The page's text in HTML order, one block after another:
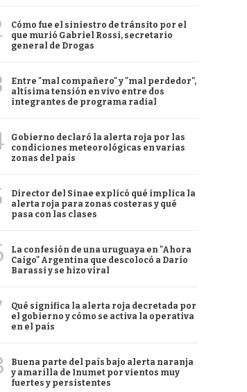
Cómo fue el siniestro de tránsito por el
que murió Gabriel Rossi, secretario
general de Drogas
Entre "mal compañero" y "mal perdedor",
altísima tensión en vivo entre dos
integrantes de programa radial
Gobierno declaró la alerta roja por las
condiciones meteorológicas en varias
zonas del país
Director del Sinae explicó qué implica la
alerta roja para zonas costeras y qué
pasa con las clases
La confesión de una uruguaya en "Ahora
Caigo" Argentina que descolocó a Darío
Barassi y se hizo viral
Qué significa la alerta roja decretada por
el gobierno y cómo se activa la operativa
en el país
Buena parte del país bajo alerta naranja
y amarilla de Inumet por vientos muy
fuertes y persistentes